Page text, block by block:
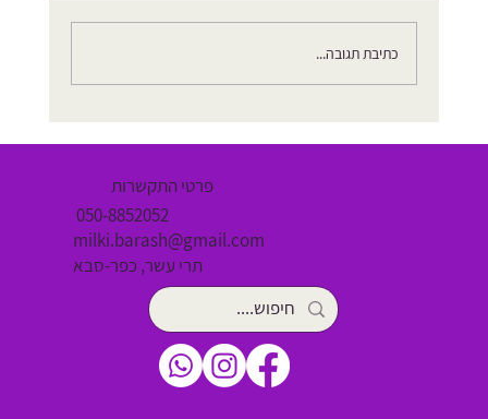
מה את מתעצלת? תקומי ותעשי
כתיבת תגובה...
פרטי התקשרות
050-8852052
milki.barash@gmail.com
תרי עשר, כפר-סבא